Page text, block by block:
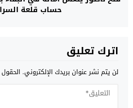
حساب قلعة
اترك تعليق
لن يتم نشر عنوان بريدك الإلكتروني. الحقول